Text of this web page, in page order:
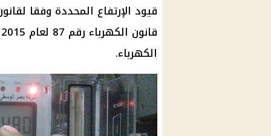
قيود الإرتفاع المحددة وفقا
الكهرباء.